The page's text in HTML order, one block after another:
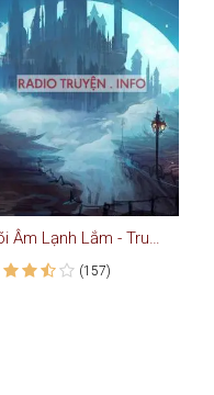
Cõi Âm Lạnh Lắm - Truyện Ma
(157)